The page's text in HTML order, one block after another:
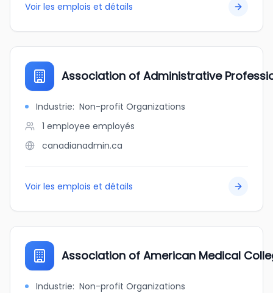
Voir les emplois et détails
Association of Administrative
Industrie: Non-profit Organizations
1 employee employés
canadianadmin.ca
Voir les emplois et détails
Association of American Medical
Industrie: Non-profit Organizations